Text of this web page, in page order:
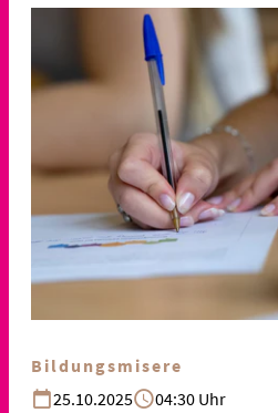
Bildungsmisere
25.10.2025
04:30 Uhr